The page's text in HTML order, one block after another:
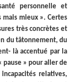
personnelle et
mieux ». Certes
très concrètes et
du tâtonnement, du
là accentué par la
pause » pour aller de
relatives,